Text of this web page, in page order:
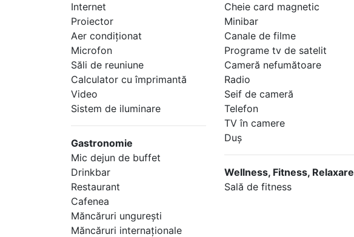
Internet
Proiector
Aer condiţionat
Microfon
Săli de reuniune
Calculator cu împrimantă
Video
Sistem de iluminare
Gastronomie
Mic dejun de buffet
Drinkbar
Restaurant
Cafenea
Măncăruri ungureşti
Măncăruri internaţionale
Cheie card magnetic
Minibar
Canale de filme
Programe tv de satelit
Cameră nefumătoare
Radio
Seif de cameră
Telefon
TV în camere
Duş
Wellness, Fitness, Relaxare
Sală de fitness